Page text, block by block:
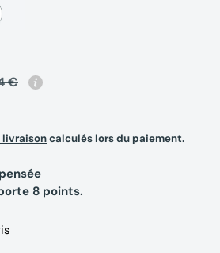
€
livraisoncalculés lors du paiement.
8 points.